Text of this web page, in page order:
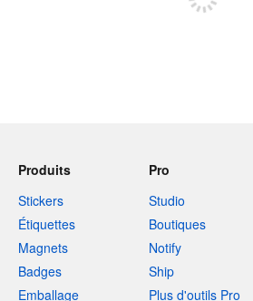
Produits
Stickers
Étiquettes
Magnets
Badges
Emballage
Pro
Studio
Boutiques
Notify
Ship
Plus d'outils Pro